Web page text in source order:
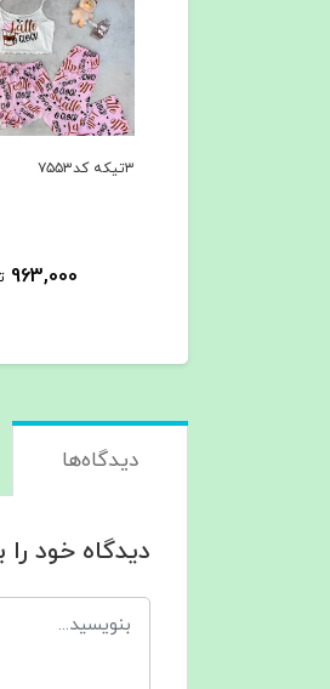
۳تیکه کد۷۵۵۳
963,000
دیدگاه‌ها
دیدگاه خود